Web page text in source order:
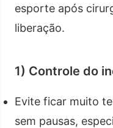
esporte após
liberação.
1) Controle do
Evite ficar muito
sem pausas,